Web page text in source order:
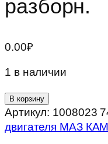
разборн.
0.00₽
1 в наличии
Количество
товара
Коллектор
В корзину
Артикул: 1008023
двигателя МАЗ